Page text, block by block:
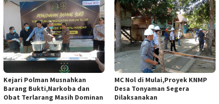
Kejari Polman Musnahkan
Barang Bukti,Narkoba dan
Obat Terlarang Masih Dominan
MC Nol di Mulai,Proyek KNMP
Desa Tonyaman Segera
Dilaksanakan